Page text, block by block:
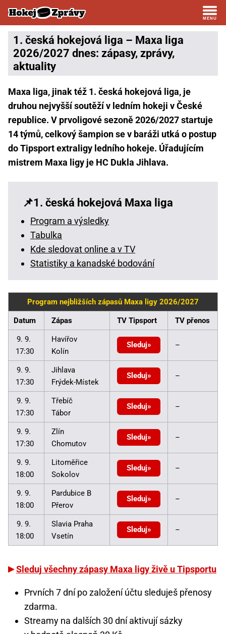
1. česká hokejová liga – Maxa liga
2026/2027 dnes: zápasy, zprávy,
aktuality
Maxa liga, jinak též 1. česká hokejová liga, je
druhou nejvyšší soutěží v ledním hokeji v České
republice. V prvoligové sezoně 2026/2027 startuje
14 týmů, celkový šampion se v baráži utká o postup
do Tipsport extraligy ledního hokeje. Úřadujícím
mistrem Maxa ligy je HC Dukla Jihlava.
1. česká hokejová Maxa liga
Program a výsledky
Tabulka
Kde sledovat online a v TV
Statistiky a kanadské bodování
Program nejbližších zápasů Maxa ligy 2026/2027
Datum Zápas TV Tipsport TV přenos
9. 9.
17:30
Havířov
Kolín
Sleduj –
9. 9.
17:30
Jihlava
Frýdek-Místek
Sleduj –
9. 9.
17:30
Třebíč
Tábor
Sleduj –
9. 9.
17:30
Zlín
Chomutov
Sleduj –
9. 9.
18:00
Litoměřice
Sokolov
Sleduj –
9. 9.
18:00
Pardubice B
Přerov
Sleduj –
9. 9.
18:00
Slavia Praha
Vsetín
Sleduj –
Sleduj všechny zápasy Maxa ligy živě u Tipsportu
Prvních 7 dní po založení účtu sleduješ přenosy
zdarma.
Streamy na dalších 30 dní aktivují sázky